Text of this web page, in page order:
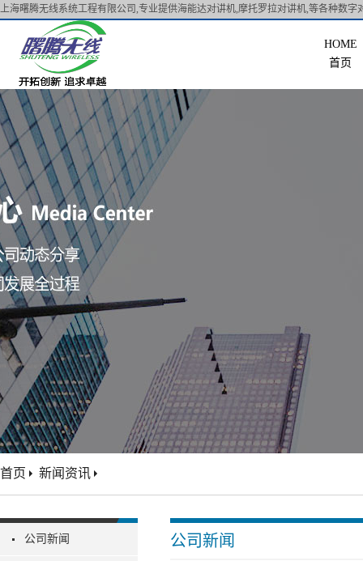
上海曙腾无线系统工程有限公司,专业提供海能达对讲机,摩托罗拉对讲机,等各种数字
首页
公司新闻
首页 新闻资讯
公司新闻